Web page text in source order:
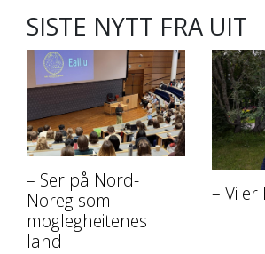
SISTE NYTT FRA UIT
– Ser på Nord-
Noreg som
moglegheitenes
land
– Vi